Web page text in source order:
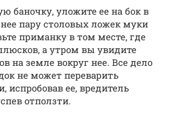
баночку, уложите ее на бок в
пару столовых ложек муки
приманку в том месте, где
а утром вы увидите
на земле вокруг нее. Все дело
не может переварить
испробовав ее, вредитель
отползти.